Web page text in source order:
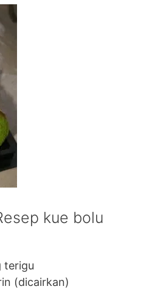
kue bolu
terigu
(dicairkan)